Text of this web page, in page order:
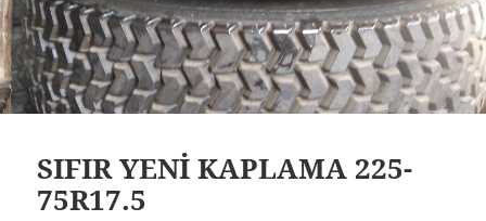
SIFIR YENİ KAPLAMA 225-
75R17.5